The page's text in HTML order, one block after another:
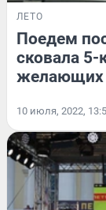
ЛЕТО
Поедем
сковала 5-
желающих
10 июля, 2022,